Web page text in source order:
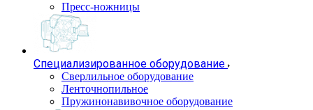
Пресс-ножницы
Специализированное оборудование
Сверлильное оборудование
Ленточнопильное
Пружинонавивочное оборудование